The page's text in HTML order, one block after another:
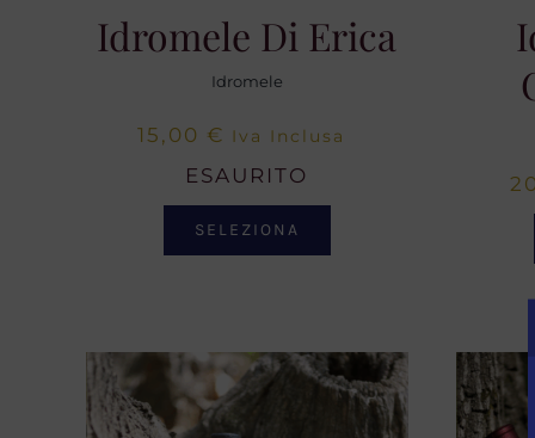
Idromele Di Erica
Idromele
15,00 € Iva Inclusa
ESAURITO
SELEZIONA